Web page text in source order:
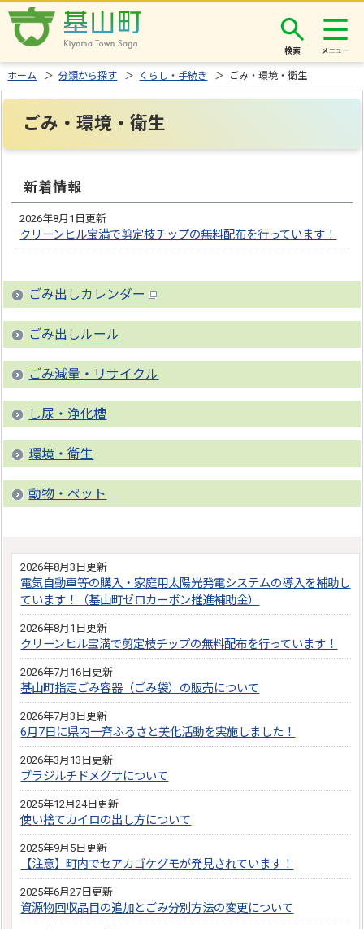
検索
ホーム ＞分類から探す ＞ くらし・手続き ＞ ごみ・環境・衛生
ごみ・環境・衛生
新着情報
2026年8月1日更新
クリーンヒル宝満で剪定枝チップの無料配布を行っています！
ごみ出しカレンダー
ごみ出しルール
ごみ減量・リサイクル
し尿・浄化槽
環境・衛生
動物・ペット
2026年8月3日更新
電気自動車等の購入・家庭用太陽光発電システムの導入を補助し
ています！（基山町ゼロカーボン推進補助金）
2026年8月1日更新
クリーンヒル宝満で剪定枝チップの無料配布を行っています！
2026年7月16日更新
基山町指定ごみ容器（ごみ袋）の販売について
2026年7月3日更新
6月7日に県内一斉ふるさと美化活動を実施しました！
2026年3月13日更新
ブラジルチドメグサについて
2025年12月24日更新
使い捨てカイロの出し方について
2025年9月5日更新
【注意】町内でセアカゴケグモが発見されています！
2025年6月27日更新
資源物回収品目の追加とごみ分別方法の変更について